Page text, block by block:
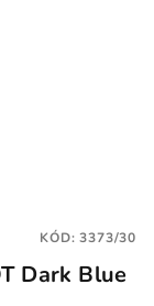
Dark Blue
KÓD:3373/30